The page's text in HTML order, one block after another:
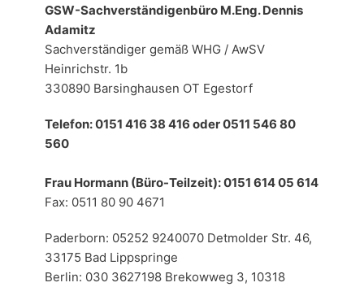
GSW-Sachverständigenbüro M.Eng. Dennis
Adamitz
Sachverständiger gemäß WHG / AwSV
Heinrichstr. 1b
330890 Barsinghausen OT Egestorf
Telefon: 0151 416 38 416 oder 0511 546 80
560
Frau Hormann (Büro-Teilzeit): 0151 614 05 614
Fax: 0511 80 90 4671
Paderborn: 05252 9240070 Detmolder Str. 46,
33175 Bad Lippspringe
Berlin: 030 3627198 Brekowweg 3, 10318